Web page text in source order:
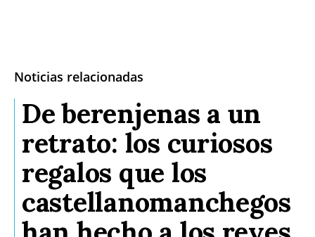
Noticias relacionadas
De berenjenas a un
retrato: los curiosos
regalos que los
castellanomanchegos